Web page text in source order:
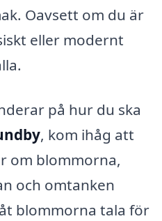
Oavsett om du är
eller modernt
på hur du ska
, kom ihåg att
om blommorna,
och omtanken
blommorna tala för